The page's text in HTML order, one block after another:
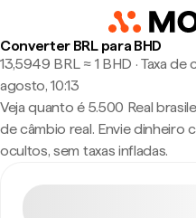
Converter BRL para BHD
13,5949 BRL ≈ 1 BHD · Taxa de
agosto, 10:13
Veja quanto é 5.500 Real
de câmbio real. Envie
ocultos, sem taxas infladas.